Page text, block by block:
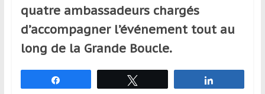
qui
déplacent
France
quatre ambassadeurs chargés
d’accompagner l’événement tout au
long de la Grande Boucle.